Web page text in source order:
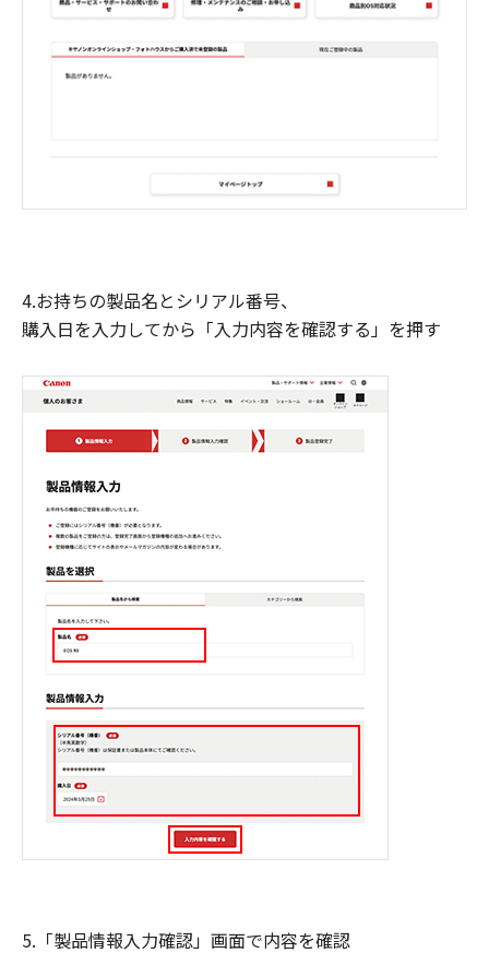
4.お持ちの製品名とシリアル番号、
購入日を入力してから「入力内容を確認する」を押す
5.「製品情報入力確認」画面で内容を確認